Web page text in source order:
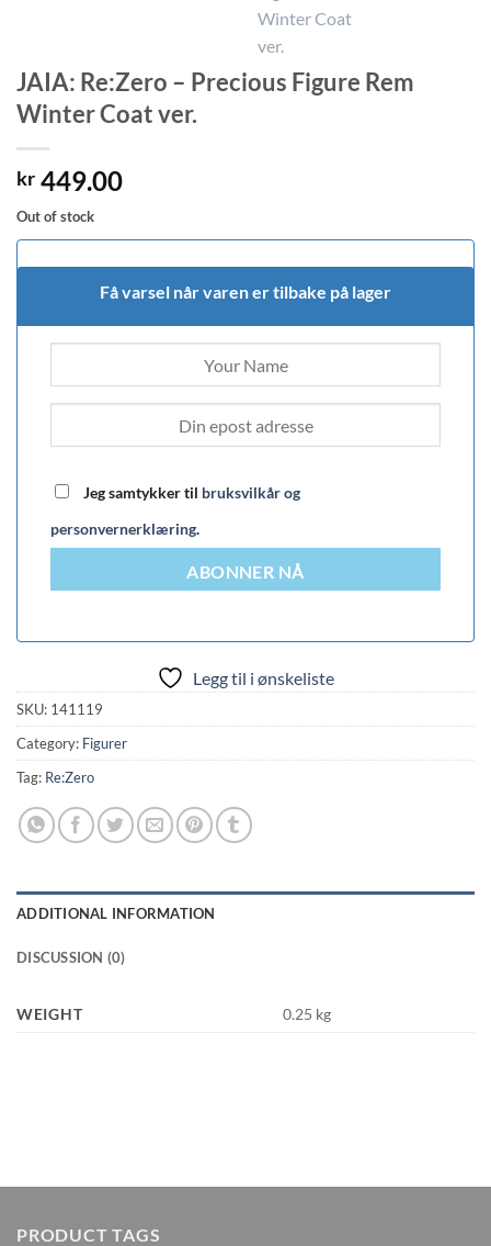
JAIA: Re:Zero – Precious Figure Rem
Winter Coat ver.
kr 449.00
Out of stock
Få varsel når varen er tilbake på lager
Jeg samtykker til bruksvilkår og
personvernerklæring.
ABONNER NÅ
Legg til i ønskeliste
SKU: 141119
Category: Figurer
Tag: Re:Zero
ADDITIONAL INFORMATION
DISCUSSION (0)
WEIGHT 0.25 kg
PRODUCT TAGS